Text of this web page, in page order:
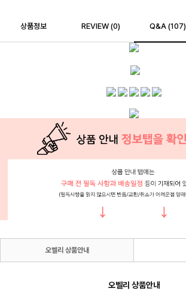
상품정보 REVIEW (0) Q&A (107)
오벨리 상품안내
오벨리 상품안내